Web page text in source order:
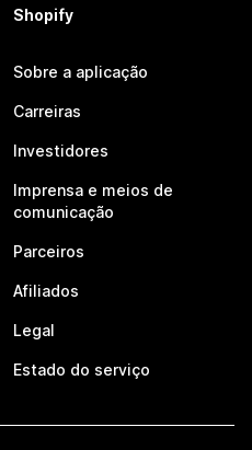
Shopify
Sobre a aplicação
Carreiras
Investidores
Imprensa e meios de
comunicação
Parceiros
Afiliados
Legal
Estado do serviço